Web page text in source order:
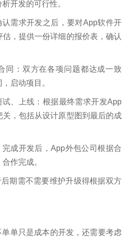
开发的可行性。
求开发之后，要对App软件开
，提供一份详细的报价表，确认
：双方在各项问题都达成一致
启动项目。
上线：根据最终需求开发App
，包括从设计原型图到最后的成
开发后，App外包公司根据合
作完成。
需不需要维护升级得根据双方
单只是成本的开发，还需要考虑